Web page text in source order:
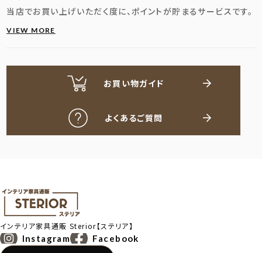
当店でお買い上げいただく度に、ポイントが貯まるサービスです。
VIEW MORE
お買い物ガイド
よくあるご質問
インテリア家具通販Sterior【ステリア】
Instagram Facebook